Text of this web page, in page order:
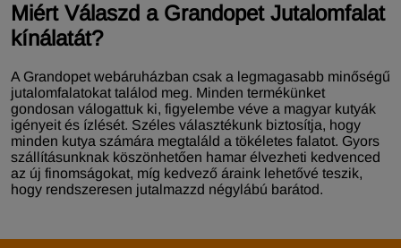
Miért Válaszd a Grandopet Jutalomfalat
kínálatát?
A Grandopet webáruházban csak a legmagasabb minőségű
jutalomfalatokat találod meg. Minden termékünket
gondosan válogattuk ki, figyelembe véve a magyar kutyák
igényeit és ízlését. Széles választékunk biztosítja, hogy
minden kutya számára megtaláld a tökéletes falatot. Gyors
szállításunknak köszönhetően hamar élvezheti kedvenced
az új finomságokat, míg kedvező áraink lehetővé teszik,
hogy rendszeresen jutalmazzd négylábú barátod.